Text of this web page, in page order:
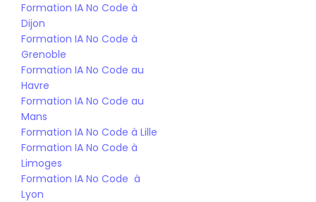
Formation IA No Code à
Dijon
Formation IA No Code à
Grenoble
Formation IA No Code au
Havre
Formation IA No Code au
Mans
Formation IA No Code à Lille
Formation IA No Code à
Limoges
Formation IA No Code  à
Lyon